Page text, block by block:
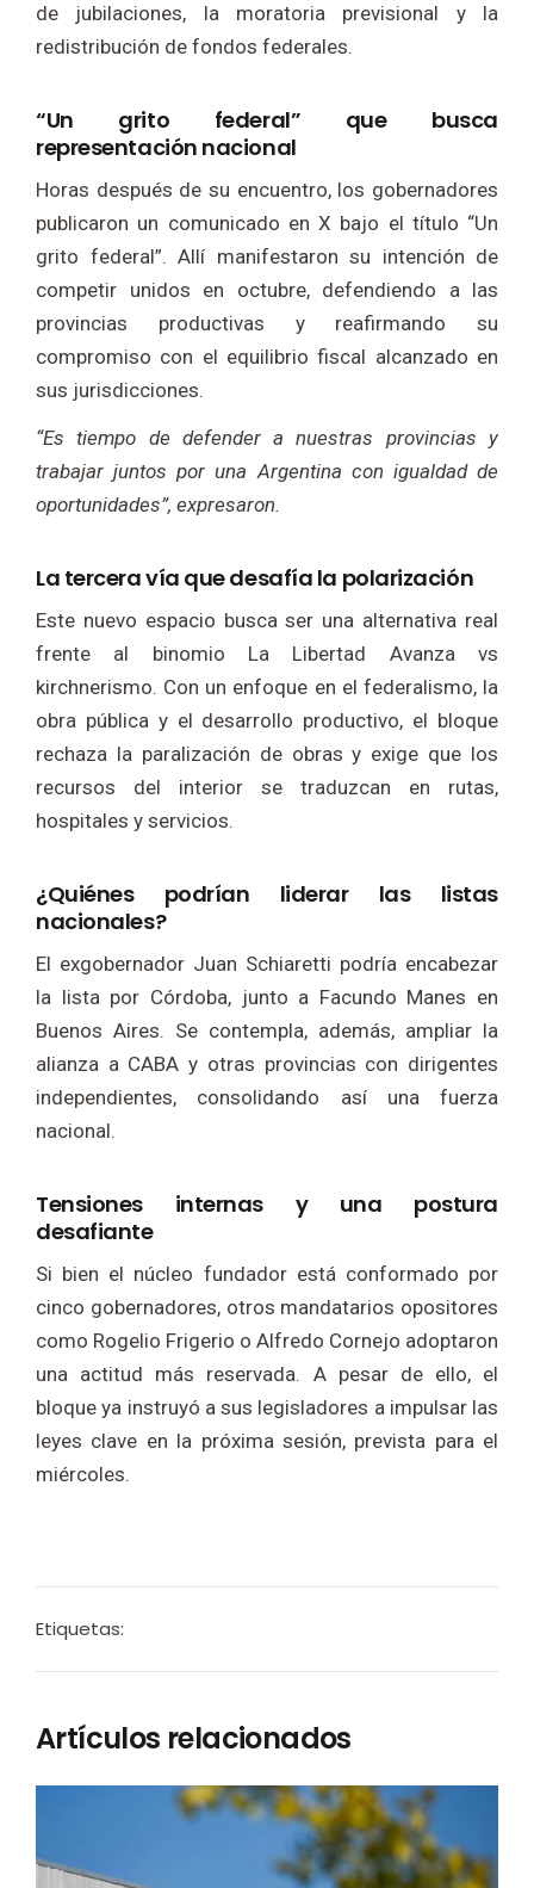
de jubilaciones, la moratoria previsional y la
redistribución de fondos federales.
“Un grito federal” que busca
representación nacional
Horas después de su encuentro, los gobernadores
publicaron un comunicado en X bajo el título “Un
grito federal”. Allí manifestaron su intención de
competir unidos en octubre, defendiendo a las
provincias productivas y reafirmando su
compromiso con el equilibrio fiscal alcanzado en
sus jurisdicciones.
“Es tiempo de defender a nuestras provincias y
trabajar juntos por una Argentina con igualdad de
oportunidades”, expresaron.
La tercera vía que desafía la polarización
Este nuevo espacio busca ser una alternativa real
frente al binomio La Libertad Avanza vs
kirchnerismo. Con un enfoque en el federalismo, la
obra pública y el desarrollo productivo, el bloque
rechaza la paralización de obras y exige que los
recursos del interior se traduzcan en rutas,
hospitales y servicios.
¿Quiénes podrían liderar las listas
nacionales?
El exgobernador Juan Schiaretti podría encabezar
la lista por Córdoba, junto a Facundo Manes en
Buenos Aires. Se contempla, además, ampliar la
alianza a CABA y otras provincias con dirigentes
independientes, consolidando así una fuerza
nacional.
Tensiones internas y una postura
desafiante
Si bien el núcleo fundador está conformado por
cinco gobernadores, otros mandatarios opositores
como Rogelio Frigerio o Alfredo Cornejo adoptaron
una actitud más reservada. A pesar de ello, el
bloque ya instruyó a sus legisladores a impulsar las
leyes clave en la próxima sesión, prevista para el
miércoles.
Etiquetas:
Artículos relacionados